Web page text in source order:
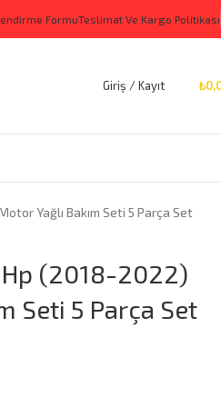
FormuTeslimat Ve Kargo Politikası
Giriş / Kayıt ₺
Yağlı Bakım Seti 5 Parça Set
Hp (2018-2022)
Seti 5 Parça Set